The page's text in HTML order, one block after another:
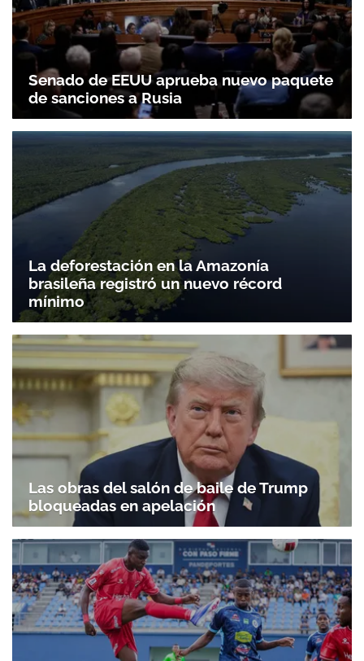
Senado de EEUU aprueba nuevo paquete
de sanciones a Rusia
La deforestación en la Amazonía
brasileña registró un nuevo récord
mínimo
Las obras del salón de baile de Trump
bloqueadas en apelación